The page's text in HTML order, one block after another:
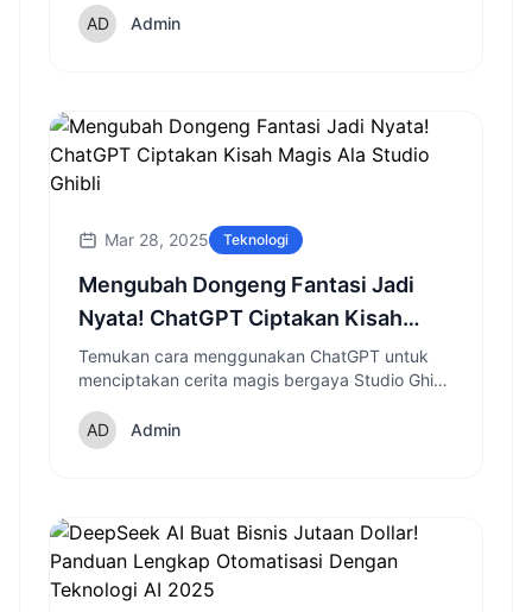
Admin
Mar 28, 2025 Teknologi
Mengubah Dongeng Fantasi Jadi
Nyata! ChatGPT Ciptakan Kisah
Magis Ala Studio Ghibli
Temukan cara menggunakan ChatGPT untuk
menciptakan cerita magis bergaya Studio Ghibli
sentuhan kecerdasan buatan modern.
Admin